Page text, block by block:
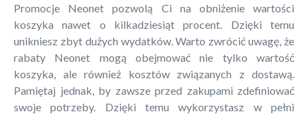
Promocje Neonet pozwolą Ci na obniżenie wartości
koszyka nawet o kilkadziesiąt procent. Dzięki temu
unikniesz zbyt dużych wydatków. Warto zwrócić uwagę, że
rabaty Neonet mogą obejmować nie tylko wartość
koszyka, ale również kosztów związanych z dostawą.
Pamiętaj jednak, by zawsze przed zakupami zdefiniować
swoje potrzeby. Dzięki temu wykorzystasz w pełni